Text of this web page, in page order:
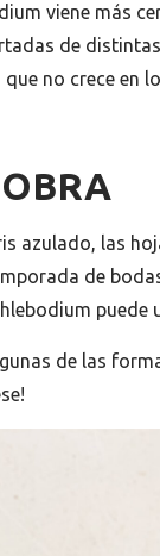
viene más
de
no crece en
azulado, las
de
puede
de las